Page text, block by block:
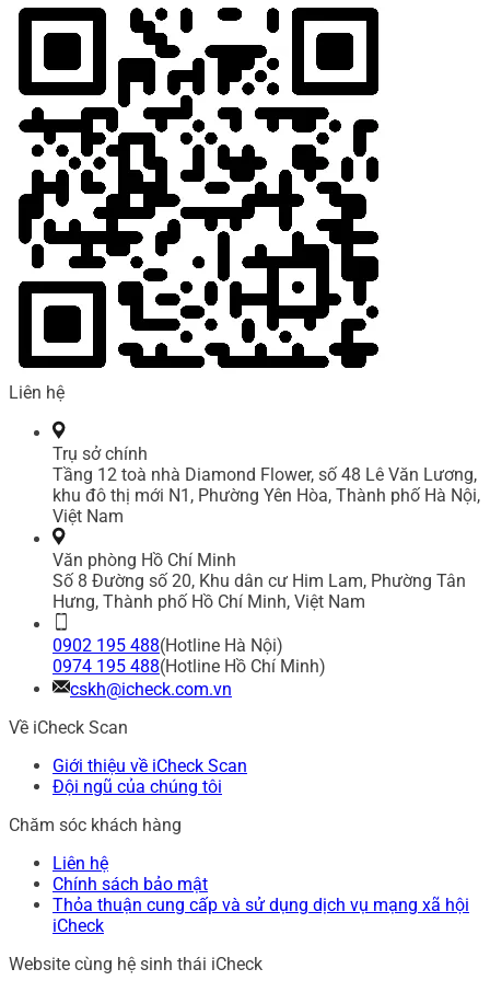
Liên hệ
Trụ sở chính
Tầng 12 toà nhà Diamond Flower, số 48 Lê Văn Lương,
khu đô thị mới N1, Phường Yên Hòa, Thành phố Hà Nội,
Việt Nam
Văn phòng Hồ Chí Minh
Số 8 Đường số 20, Khu dân cư Him Lam, Phường Tân
Hưng, Thành phố Hồ Chí Minh, Việt Nam
0902 195 488(Hotline Hà Nội)
0974 195 488(Hotline Hồ Chí Minh)
cskh@icheck.com.vn
Về iCheck Scan
Giới thiệu về iCheck Scan
Đội ngũ của chúng tôi
Chăm sóc khách hàng
Liên hệ
Chính sách bảo mật
Thỏa thuận cung cấp và sử dụng dịch vụ mạng xã hội
iCheck
Website cùng hệ sinh thái iCheck